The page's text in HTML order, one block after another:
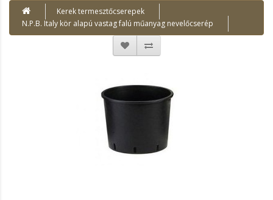
Kerek termesztőcserepek
N.P.B. Italy kör alapú vastag falú műanyag nevelőcserép